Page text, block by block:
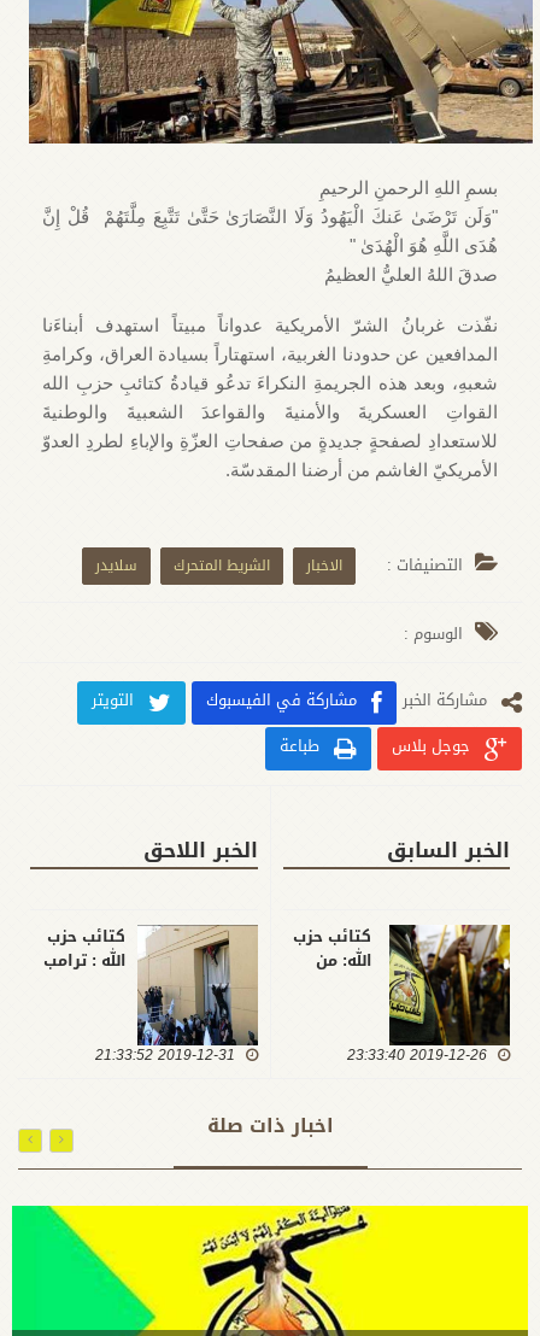
بسمِ اللهِ الرحمنِ الرحيمِ
"وَلَن تَرْضَىٰ عَنكَ الْيَهُودُ وَلَا النَّصَارَىٰ حَتَّىٰ تَتَّبِعَ مِلَّتَهُمْ قُلْ إِنَّ
هُدَى اللَّهِ هُوَ الْهُدَىٰ "
صدقَ اللهُ العليُّ العظيمُ
نفّذت غربانُ الشرّ الأمريكية عدواناً مبيتاً استهدف أبناءَنا
المدافعين عن حدودنا الغربية، استهتاراً بسيادة العراق، وكرامةِ
شعبهِ، وبعد هذه الجريمةِ النكراءَ تدعُو قيادةُ كتائبِ حزبِ الله
القواتِ العسكريةَ والأمنيةَ والقواعدَ الشعبيةَ والوطنيةَ
للاستعدادِ لصفحةٍ جديدةٍ من صفحاتِ العزّةِ والإباءِ لطردِ العدوّ
الأمريكيّ الغاشم من أرضنا المقدسّة.
التصنيفات : الاخبار الشريط المتحرك سلايدر
الوسوم :
مشارکة الخبر مشاركة في الفيسبوك
التويتر
جوجل بلاس
طباعة
الخبر السابق
كتائب حزب
الله: من
داعش لا
المحور
امريكي
السعودي
او يطاطئ
راسه
لاحتلال
2019-12-26 23:33:40
الخبر اللاحق
كتائب حزب
الله : ترامب
في العراق
2019-12-31 21:33:52
اخبار ذات صلة